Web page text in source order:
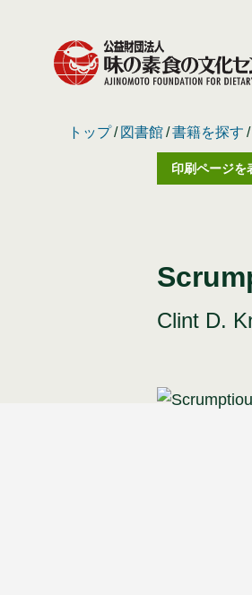
トップ 図書館 書籍を探す
印刷ページを
Clint D.